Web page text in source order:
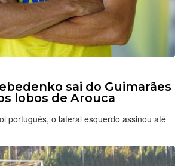
sai do Guimarães
lobos de Arouca
português, o lateral esquerdo assinou até